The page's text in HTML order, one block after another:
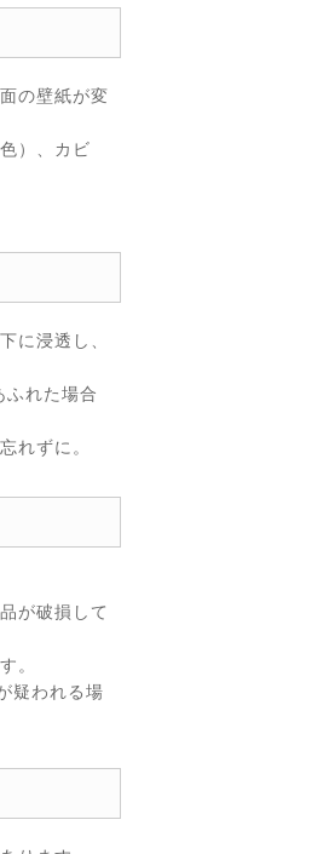
の壁紙が変
）、カビ
に浸透し、
れた場合
れずに。
が破損して
。
疑われる場